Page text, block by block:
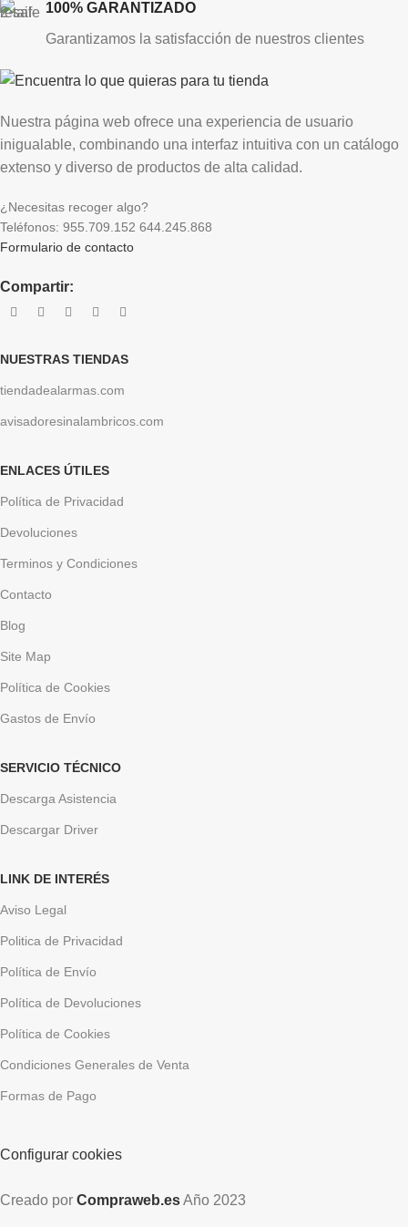
100% GARANTIZADO
Garantizamos la satisfacción de nuestros clientes
Nuestra página web ofrece una experiencia de usuario
inigualable, combinando una interfaz intuitiva con un catálogo
extenso y diverso de productos de alta calidad.
¿Necesitas recoger algo?
Teléfonos: 955.709.152 644.245.868
Formulario de contacto
Compartir:
NUESTRAS TIENDAS
tiendadealarmas.com
avisadoresinalambricos.com
ENLACES ÚTILES
Política de Privacidad
Devoluciones
Terminos y Condiciones
Contacto
Blog
Site Map
Política de Cookies
Gastos de Envío
SERVICIO TÉCNICO
Descarga Asistencia
Descargar Driver
LINK DE INTERÉS
Aviso Legal
Politica de Privacidad
Política de Envío
Política de Devoluciones
Política de Cookies
Condiciones Generales de Venta
Formas de Pago
Configurar cookies
Creado por Compraweb.esAño 2023